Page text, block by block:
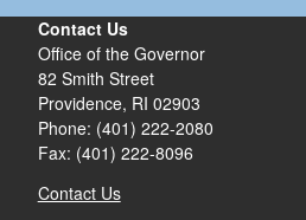
Contact Us
Office of the Governor
82 Smith Street
Providence, RI 02903
Phone: (401) 222-2080
Fax: (401) 222-8096
Contact Us